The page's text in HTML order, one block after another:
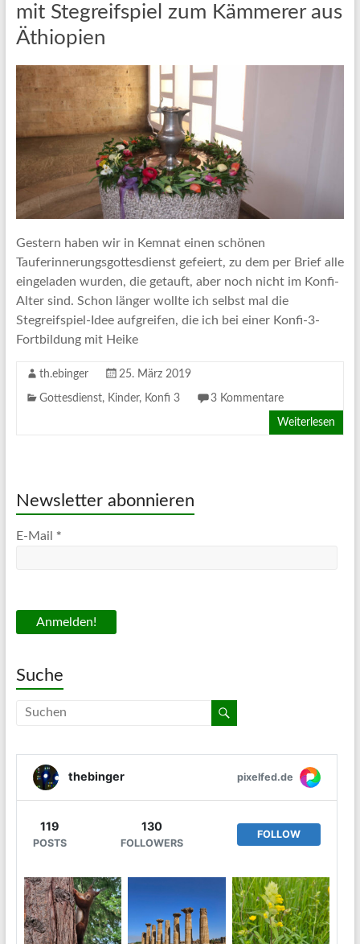
mit Stegreifspiel zum Kämmerer aus
Äthiopien
Gestern haben wir in Kemnat einen schönen
Tauferinnerungsgottesdienst gefeiert, zu dem per Brief alle
eingeladen wurden, die getauft, aber noch nicht im Konfi-
Alter sind. Schon länger wollte ich selbst mal die
Stegreifspiel-Idee aufgreifen, die ich bei einer Konfi-3-
Fortbildung mit Heike
th.ebinger 25. März 2019
Gottesdienst, Kinder, Konfi 3 3 Kommentare
Weiterlesen
Newsletter abonnieren
E-Mail *
Suche